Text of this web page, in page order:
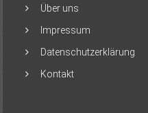
Über uns
Impressum
Datenschutzerklärung
Kontakt